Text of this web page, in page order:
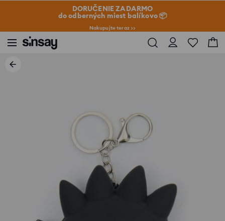
DORUČENIE ZADARMO
do odberných miest balíkovo 📦
Nakupujte teraz >>